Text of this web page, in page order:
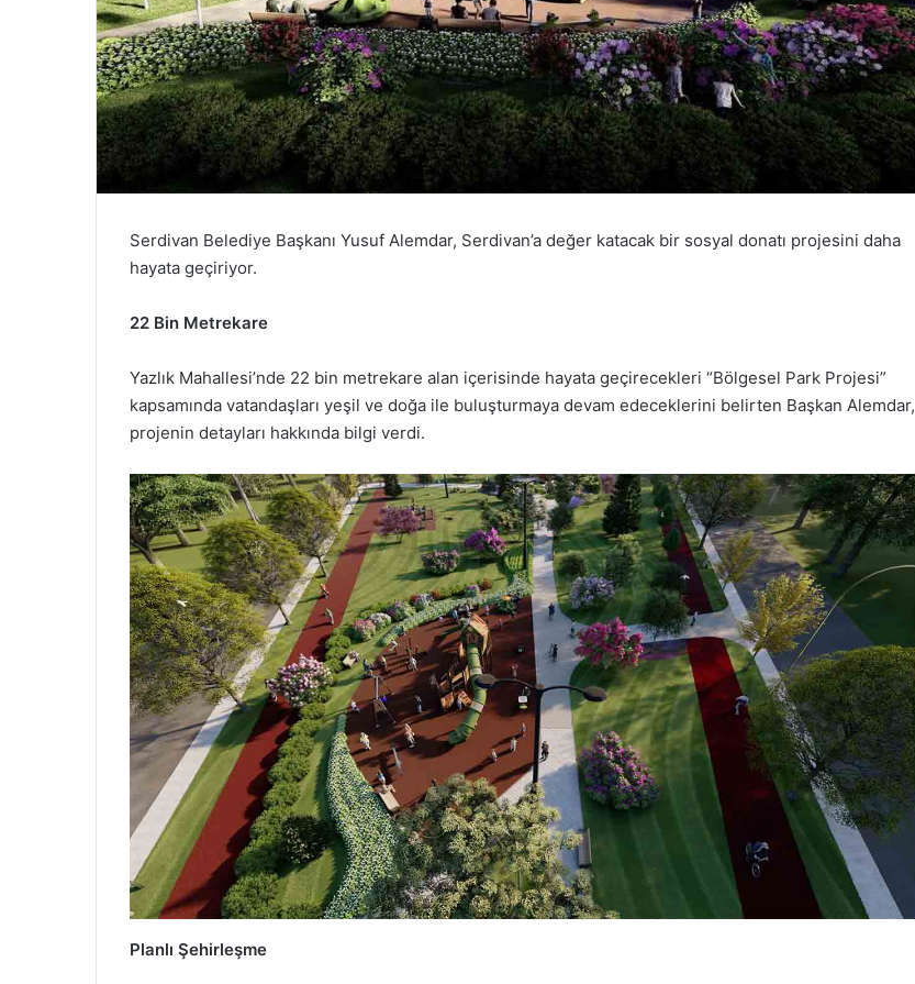
Serdivan Belediye Başkanı Yusuf Alemdar, Serdivan’a değer katacak bir sosyal donatı projesini daha
hayata geçiriyor.
22 Bin Metrekare
Yazlık Mahallesi’nde 22 bin metrekare alan içerisinde hayata geçirecekleri “Bölgesel Park Projesi”
kapsamında vatandaşları yeşil ve doğa ile buluşturmaya devam edeceklerini belirten Başkan Alemdar,
projenin detayları hakkında bilgi verdi.
Planlı Şehirleşme